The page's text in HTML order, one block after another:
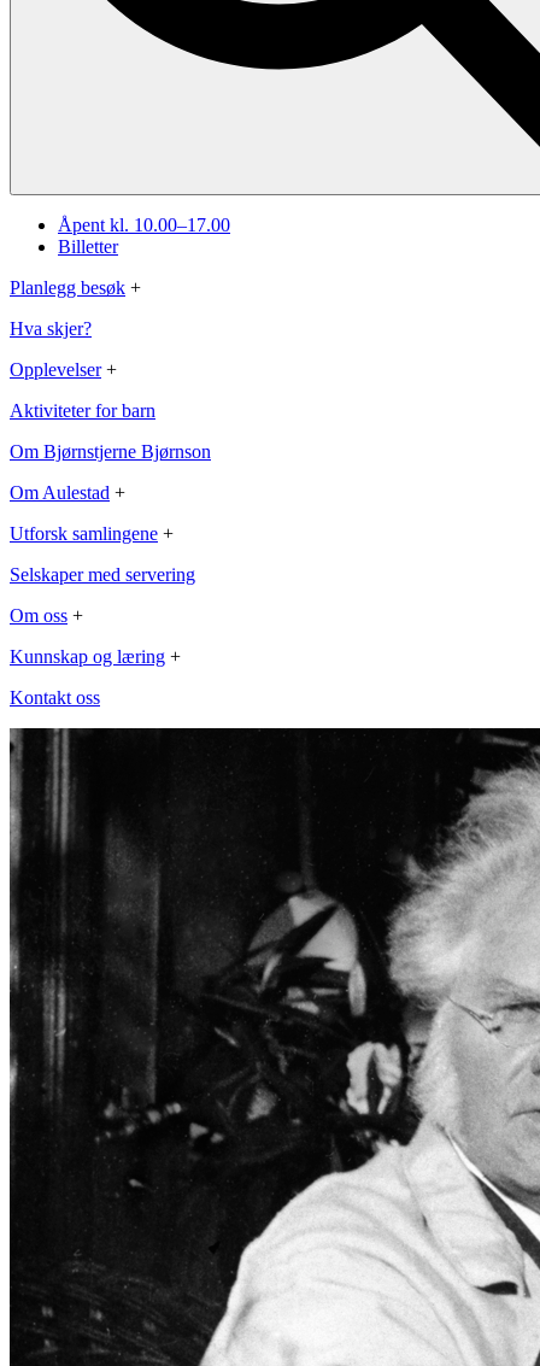
Åpent kl. 10.00–17.00
Billetter
Planlegg besøk +
Hva skjer?
Opplevelser +
Aktiviteter for barn
Om Bjørnstjerne Bjørnson
Om Aulestad +
Utforsk samlingene +
Selskaper med servering
Om oss +
Kunnskap og læring +
Kontakt oss